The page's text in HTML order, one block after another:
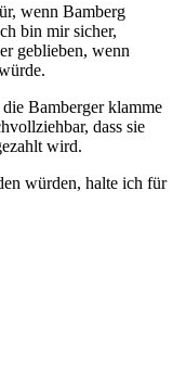
wenn Bamberg
bin mir sicher,
geblieben, wenn
Bamberger klamme
dass sie
wird.
würden, halte ich für